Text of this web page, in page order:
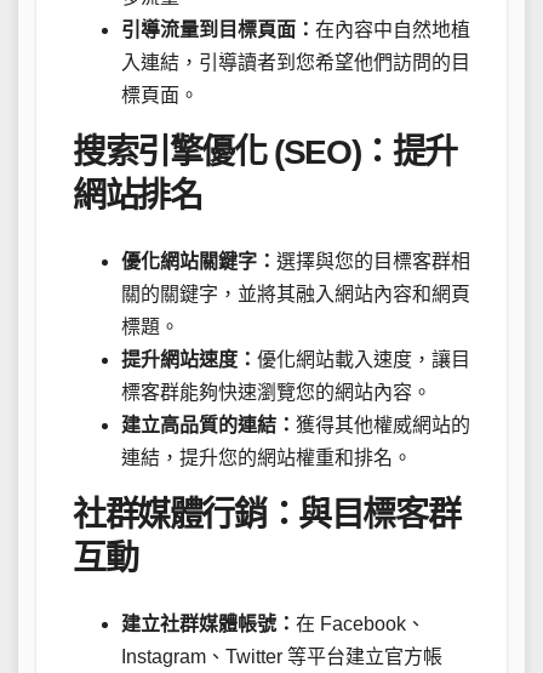
引導流量到目標頁面： 在內容中自然地植
入連結，引導讀者到您希望他們訪問的目
標頁面。
搜索引擎優化 (SEO)：提升
網站排名
優化網站關鍵字： 選擇與您的目標客群相
關的關鍵字，並將其融入網站內容和網頁
標題。
提升網站速度： 優化網站載入速度，讓目
標客群能夠快速瀏覽您的網站內容。
建立高品質的連結： 獲得其他權威網站的
連結，提升您的網站權重和排名。
社群媒體行銷：與目標客群
互動
建立社群媒體帳號： 在 Facebook、
Instagram、Twitter 等平台建立官方帳